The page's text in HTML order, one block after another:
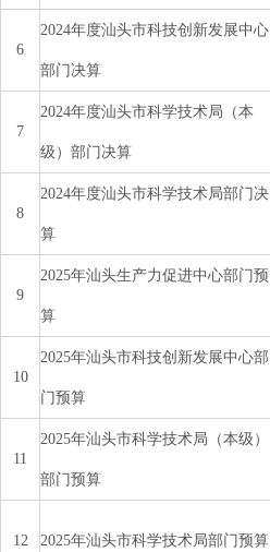
6
2024年度汕头市科技创新发展中心
部门决算
7
2024年度汕头市科学技术局（本
级）部门决算
8
2024年度汕头市科学技术局部门决
算
9
2025年汕头生产力促进中心部门预
算
10
2025年汕头市科技创新发展中心部
门预算
11
2025年汕头市科学技术局（本级）
部门预算
12 2025年汕头市科学技术局部门预算